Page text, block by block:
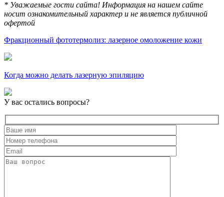
* Уважаемые гости сайта! Информация на нашем сайте
носит ознакомительный характер и не является публичной
офертой
Фракционный фототермолиз: лазерное омоложение кожи
Когда можно делать лазерную эпиляцию
У вас остались вопросы?